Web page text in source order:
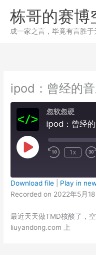
栋哥的赛博
成一家之言，毕竟有言胜于
ipod：曾经的
忽软忽硬
ipod：曾经
Play
Episode
1x
SHARE
LINK
Download file Play in
Recorded on 2022年5月18
最近天天做TMD核酸了，
liuyandong.com 上